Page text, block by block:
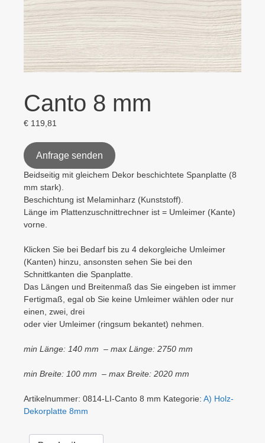
Canto 8 mm
€ 119,81
Anfrage senden
Beidseitig mit gleichem Dekor beschichtete Spanplatte (8
mm stark).
Beschichtung ist Melaminharz (Kunststoff).
Länge im Plattenzuschnittrechner ist = Umleimer (Kante)
vorne.
Klicken Sie bei Bedarf bis zu 4 dekorgleiche Umleimer
(Kanten) hinzu, ansonsten sehen Sie bei den
Schnittkanten die Spanplatte.
Das Längen und Breitenmaß das Sie eingeben ist immer
Fertigmaß, egal ob Sie keine Umleimer wählen oder nur
einen, zwei, drei
oder vier Umleimer (ringsum bekantet) nehmen.
min Länge: 140 mm – max Länge: 2750 mm
min Breite: 100 mm – max Breite: 2020 mm
Artikelnummer: 0814-LI-Canto 8 mm Kategorie: A) Holz-
Dekorplatte 8mm